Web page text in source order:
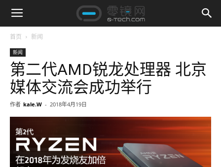
首页 新闻
新闻
第二代AMD锐龙处理器 北京
媒体交流会成功举行
作者 kale.W - 2018年4月19日